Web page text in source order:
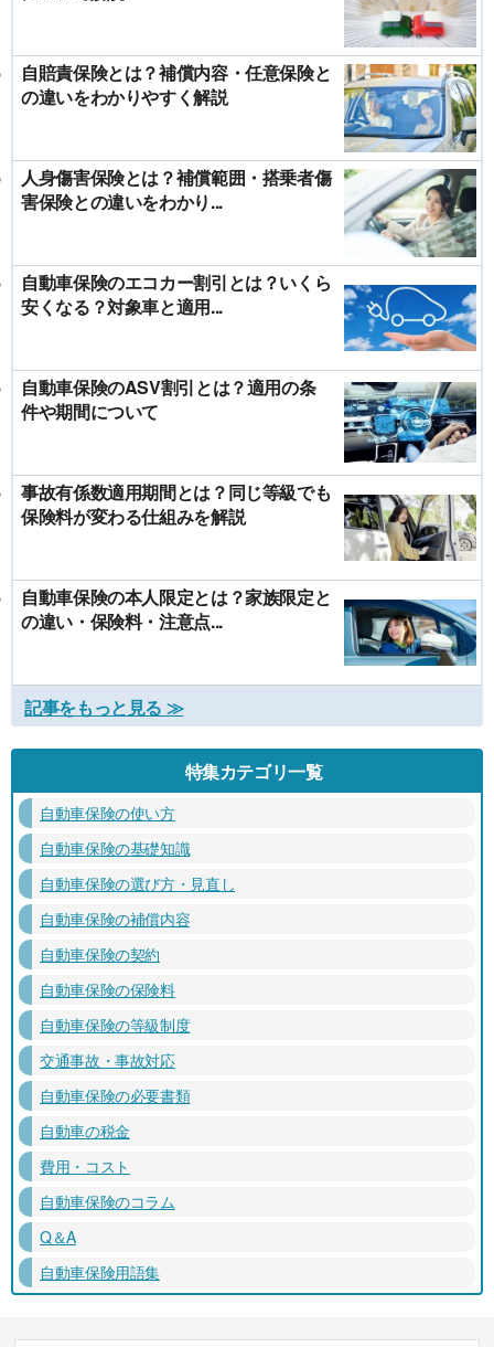
自賠責保険とは？補償内容・任意保険と
の違いをわかりやすく解説
人身傷害保険とは？補償範囲・搭乗者傷
害保険との違いをわかり...
自動車保険のエコカー割引とは？いくら
安くなる？対象車と適用...
自動車保険のASV割引とは？適用の条
件や期間について
事故有係数適用期間とは？同じ等級でも
保険料が変わる仕組みを解説
自動車保険の本人限定とは？家族限定と
の違い・保険料・注意点...
記事をもっと見る ≫
特集カテゴリ一覧
自動車保険の使い方
自動車保険の基礎知識
自動車保険の選び方・見直し
自動車保険の補償内容
自動車保険の契約
自動車保険の保険料
自動車保険の等級制度
交通事故・事故対応
自動車保険の必要書類
自動車の税金
費用・コスト
自動車保険のコラム
Q＆A
自動車保険用語集